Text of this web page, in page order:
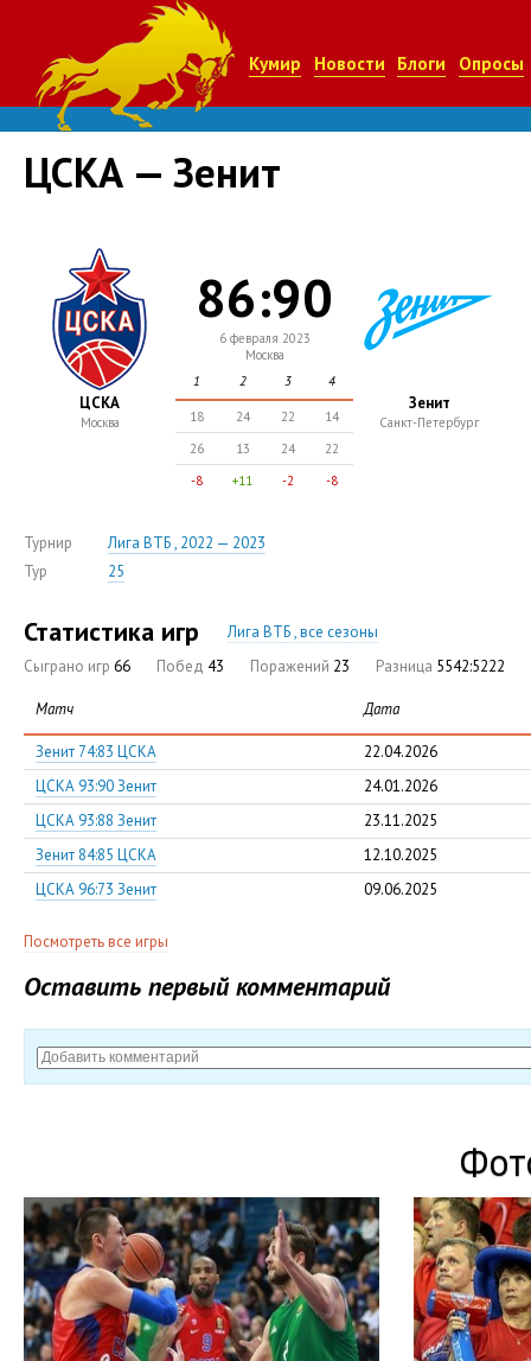
Кумир Новости Блоги Опросы
ЦСКА — Зенит
ЦСКА
Москва
86:90
6 февраля 2023
Москва
1
2 3 4
18 24 22
14
26
13 24
22
-8
+11 -2 -8
Зенит
Санкт-Петербург
Турнир
Лига ВТБ , 2022 — 2023
Тур
25
Статистика игр
Лига ВТБ , все сезоны
Сыграно игр 66 Побед 43 Поражений 23 Разница 5542:5222
Матч Дата
Зенит 74:83 ЦСКА
22.04.2026
ЦСКА 93:90 Зенит
24.01.2026
ЦСКА 93:88 Зенит
23.11.2025
Зенит 84:85 ЦСКА
12.10.2025
ЦСКА 96:73 Зенит
09.06.2025
Посмотреть все игры
Оставить первый комментарий